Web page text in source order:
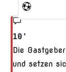
10'
Die
und setzen